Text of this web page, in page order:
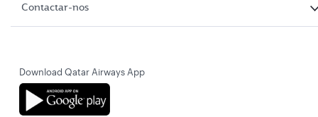
Contactar-nos
Download Qatar Airways App